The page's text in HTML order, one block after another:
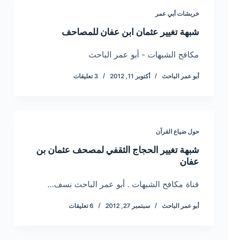
خربشات أبي عمر
شبهة تغيير عثمان ابن عفان للمصاحف
مكافح الشبهات - أبو عمر الباحث
أبو عمر الباحث أكتوبر 11, 2012 3 تعليقات
حول ضياع القرآن
شبهة تغيير الحجاج الثقفي لمصحف عثمان بن
عفان
قناة مكافح الشبهات . أبو عمر الباحث نسف…
أبو عمر الباحث سبتمبر 27, 2012 6 تعليقات